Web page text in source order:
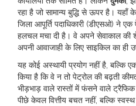
रहा है जो सामान्य बुद्धि से ऊपर है। यहाँ के
जिला आपूर्ति पदाधिकारी (डीएसओ) ने एक
हलचल मचा दी है। वे अपने सेवाकाल की
अपनी आवाजाही के लिए साइकिल का ही
यह कोई अस्थायी प्रयोग नहीं है, बल्कि
किया है कि वे न तो पेट्रोल की बढ़ती
भीड़भाड़ वाले रास्तों में फंसने वाले
पीछे केवल वित्तीय बचत नहीं, बल्कि